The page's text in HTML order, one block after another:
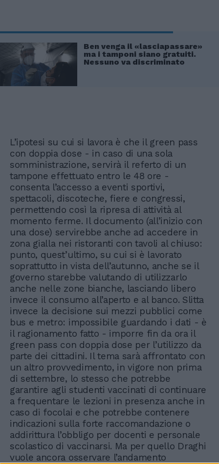
Ben venga il «lasciapassare»
ma i tamponi siano gratuiti.
Nessuno va discriminato
L’ipotesi su cui si lavora è che il green pass
con doppia dose - in caso di una sola
somministrazione, servirà il referto di un
tampone effettuato entro le 48 ore -
consenta l’accesso a eventi sportivi,
spettacoli, discoteche, fiere e congressi,
permettendo così la ripresa di attività al
momento ferme. Il documento (all’inizio con
una dose) servirebbe anche ad accedere in
zona gialla nei ristoranti con tavoli al chiuso:
punto, quest’ultimo, su cui si è lavorato
soprattutto in vista dell’autunno, anche se il
governo starebbe valutando di utilizzarlo
anche nelle zone bianche, lasciando libero
invece il consumo all’aperto e al banco. Slitta
invece la decisione sui mezzi pubblici come
bus e metro: impossibile guardando i dati - è
il ragionamento fatto - imporre fin da ora il
green pass con doppia dose per l’utilizzo da
parte dei cittadini. Il tema sarà affrontato con
un altro provvedimento, in vigore non prima
di settembre, lo stesso che potrebbe
garantire agli studenti vaccinati di continuare
a frequentare le lezioni in presenza anche in
caso di focolai e che potrebbe contenere
indicazioni sulla forte raccomandazione o
addirittura l’obbligo per docenti e personale
scolastico di vaccinarsi. Ma per quello Draghi
vuole ancora osservare l’andamento